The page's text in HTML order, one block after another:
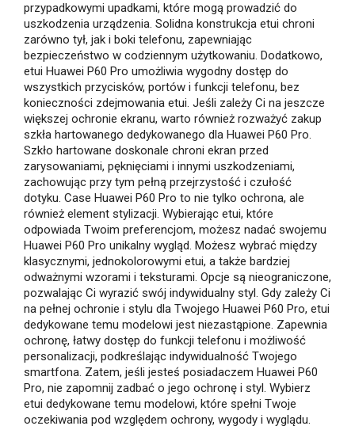
przypadkowymi upadkami, które mogą prowadzić do
uszkodzenia urządzenia. Solidna konstrukcja etui chroni
zarówno tył, jak i boki telefonu, zapewniając
bezpieczeństwo w codziennym użytkowaniu. Dodatkowo,
etui Huawei P60 Pro umożliwia wygodny dostęp do
wszystkich przycisków, portów i funkcji telefonu, bez
konieczności zdejmowania etui. Jeśli zależy Ci na jeszcze
większej ochronie ekranu, warto również rozważyć zakup
szkła hartowanego dedykowanego dla Huawei P60 Pro.
Szkło hartowane doskonale chroni ekran przed
zarysowaniami, pęknięciami i innymi uszkodzeniami,
zachowując przy tym pełną przejrzystość i czułość
dotyku. Case Huawei P60 Pro to nie tylko ochrona, ale
również element stylizacji. Wybierając etui, które
odpowiada Twoim preferencjom, możesz nadać swojemu
Huawei P60 Pro unikalny wygląd. Możesz wybrać między
klasycznymi, jednokolorowymi etui, a także bardziej
odważnymi wzorami i teksturami. Opcje są nieograniczone,
pozwalając Ci wyrazić swój indywidualny styl. Gdy zależy Ci
na pełnej ochronie i stylu dla Twojego Huawei P60 Pro, etui
dedykowane temu modelowi jest niezastąpione. Zapewnia
ochronę, łatwy dostęp do funkcji telefonu i możliwość
personalizacji, podkreślając indywidualność Twojego
smartfona. Zatem, jeśli jesteś posiadaczem Huawei P60
Pro, nie zapomnij zadbać o jego ochronę i styl. Wybierz
etui dedykowane temu modelowi, które spełni Twoje
oczekiwania pod względem ochrony, wygody i wyglądu.